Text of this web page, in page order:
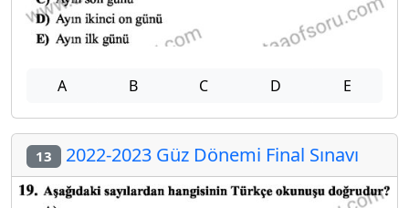
A B C D E
13 2022-2023 Güz Dönemi Final Sınavı